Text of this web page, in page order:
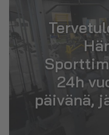
24h
päivänä,